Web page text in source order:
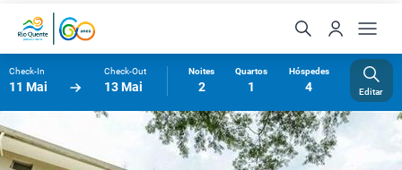
Check-In
11 Mai
Check-Out
13 Mai
Noites
2
Quartos
1
Hóspedes
4 Editar